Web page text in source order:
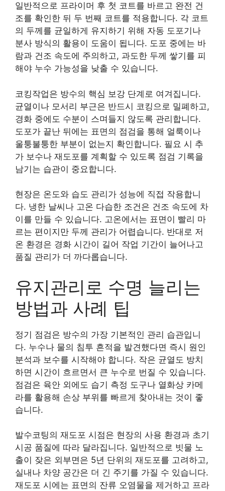
일반적으로 프라이머 후 첫 코트를 바르고 완전 건
조를 확인한 뒤 두 번째 코트를 적용합니다. 각 코트
의 두께를 균일하게 유지하기 위해 자동 도포기나
분사 방식의 활용이 도움이 됩니다. 도포 중에는 바
람과 건조 속도에 주의하고, 과도한 두께 쌓기를 피
해야 누수 가능성을 낮출 수 있습니다.
코킹작업은 방수의 핵심 보강 단계로 여겨집니다.
균열이나 모서리 부근은 반드시 코킹으로 밀폐하고,
경화 중에도 수분이 스며들지 않도록 관리합니다.
도포가 끝난 뒤에는 표면의 점검을 통해 얼룩이나
울퉁불퉁한 부분이 없는지 확인합니다. 필요 시 추
가 보수나 재도포를 계획할 수 있도록 점검 기록을
남기는 습관이 중요합니다.
현장은 온도와 습도 관리가 성능에 직접 작용합니
다. 냉한 날씨나 고온 다습한 조건은 건조 속도에 차
이를 만들 수 있습니다. 고온에서는 표면이 빨리 마
르는 편이지만 두께 관리가 어렵습니다. 반대로 저
온 환경은 경화 시간이 길어 작업 기간이 늘어나고
품질 관리가 더 까다롭습니다.
유지관리로 수명 늘리는
방법과 사례 팁
정기 점검은 방수의 가장 기본적인 관리 습관입니
다. 누수나 물의 침투 흔적을 발견했다면 즉시 원인
분석과 보수를 시작해야 합니다. 작은 균열도 방치
하면 시간이 흐르면서 큰 누수로 번질 수 있습니다.
점검은 육안 외에도 습기 측정 도구나 열화상 카메
라를 활용해 손상 부위를 빠르게 찾아내는 것이 좋
습니다.
발수코팅의 재도포 시점은 현장의 사용 환경과 초기
시공 품질에 따라 달라집니다. 일반적으로 빗물 노
출이 잦은 외부면은 5년 단위의 재도포를 고려하고,
실내나 차양 공간은 더 긴 주기를 가질 수 있습니다.
재도포 시에는 표면의 잔류 오염물을 제거하고 프라